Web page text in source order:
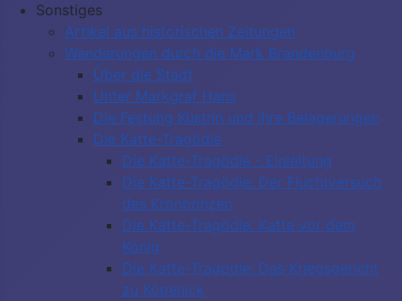
Sonstiges
Artikel aus historischen Zeitungen
Wanderungen durch die Mark Brandenburg
Über die Stadt
Unter Markgraf Hans
Die Festung Küstrin und ihre Belagerungen
Die Katte-Tragödie
Die Katte-Tragödie - Einleitung
Die Katte-Tragödie: Der Fluchtversuch
des Kronprinzen
Die Katte-Tragödie: Katte vor dem
König
Die Katte-Tragödie: Das Kriegsgericht
zu Köpenick